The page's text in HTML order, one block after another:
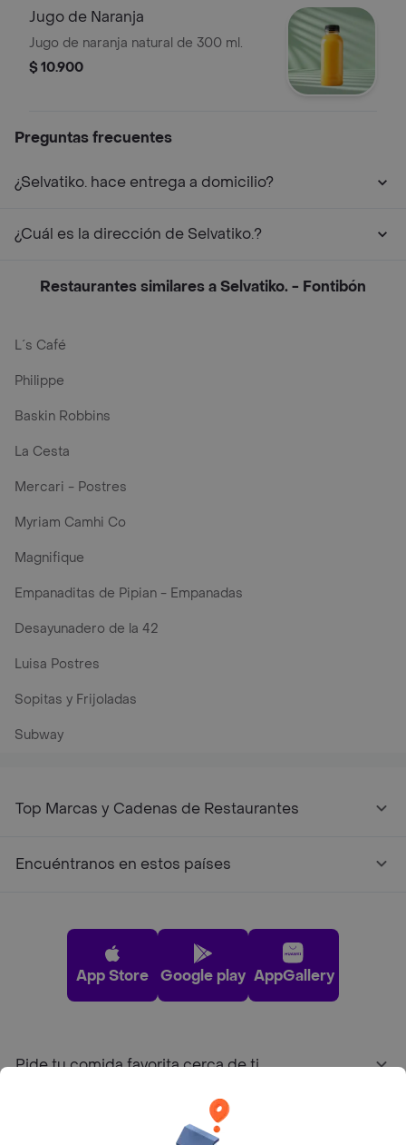
Jugo de Naranja
Jugo de naranja natural de 300 ml.
$ 10.900
Preguntas frecuentes
¿Selvatiko. hace entrega a domicilio?
¿Cuál es la dirección de Selvatiko.?
Restaurantes similares a Selvatiko. - Fontibón
L´s Café
Philippe
Baskin Robbins
La Cesta
Mercari - Postres
Myriam Camhi Co
Magnifique
Empanaditas de Pipian - Empanadas
Desayunadero de la 42
Luisa Postres
Sopitas y Frijoladas
Subway
Top Marcas y Cadenas de Restaurantes
Encuéntranos en estos países
App Store Google play AppGallery
Pide tu comida favorita cerca de ti